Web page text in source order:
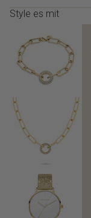
Style es mit